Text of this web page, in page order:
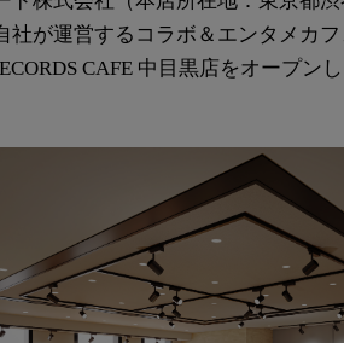
社が運営するコラボ＆エンタメカ
CAFE 中目黒店をオープン